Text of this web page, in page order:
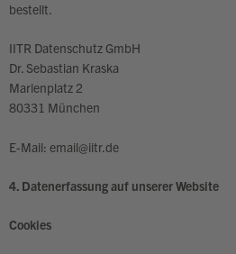
bestellt.
IITR Datenschutz GmbH
Dr. Sebastian Kraska
Marienplatz 2
80331 München
E-Mail: email@iitr.de
4. Datenerfassung auf unserer Website
Cookies